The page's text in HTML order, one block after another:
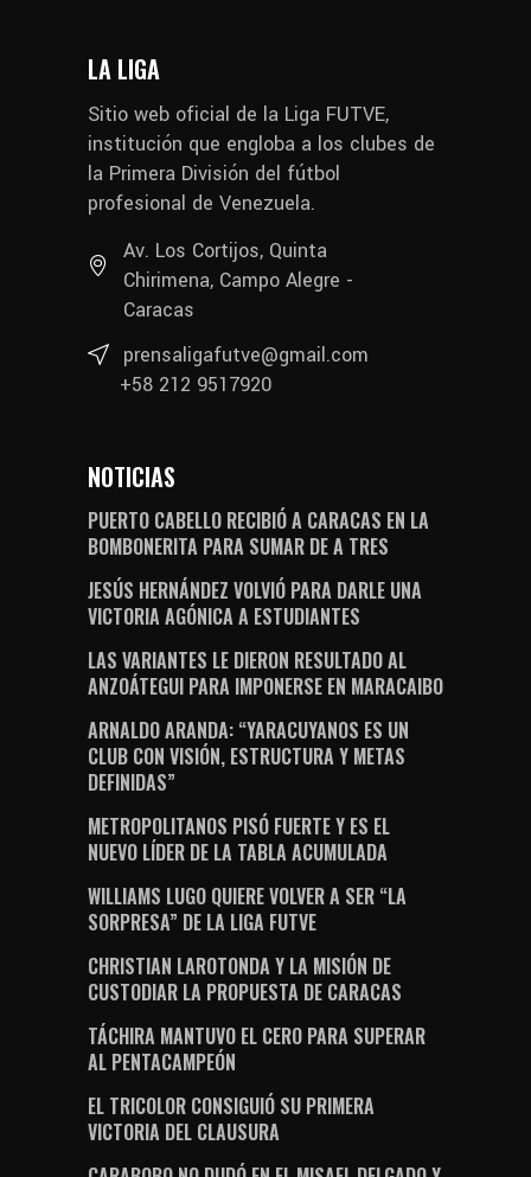
LA LIGA
Sitio web oficial de la Liga FUTVE,
institución que engloba a los clubes de
la Primera División del fútbol
profesional de Venezuela.
Av. Los Cortijos, Quinta
Chirimena, Campo Alegre -
Caracas
prensaligafutve@gmail.com
+58 212 9517920
NOTICIAS
PUERTO CABELLO RECIBIÓ A CARACAS EN LA
BOMBONERITA PARA SUMAR DE A TRES
JESÚS HERNÁNDEZ VOLVIÓ PARA DARLE UNA
VICTORIA AGÓNICA A ESTUDIANTES
LAS VARIANTES LE DIERON RESULTADO AL
ANZOÁTEGUI PARA IMPONERSE EN MARACAIBO
ARNALDO ARANDA: “YARACUYANOS ES UN
CLUB CON VISIÓN, ESTRUCTURA Y METAS
DEFINIDAS”
METROPOLITANOS PISÓ FUERTE Y ES EL
NUEVO LÍDER DE LA TABLA ACUMULADA
WILLIAMS LUGO QUIERE VOLVER A SER “LA
SORPRESA” DE LA LIGA FUTVE
CHRISTIAN LAROTONDA Y LA MISIÓN DE
CUSTODIAR LA PROPUESTA DE CARACAS
TÁCHIRA MANTUVO EL CERO PARA SUPERAR
AL PENTACAMPEÓN
EL TRICOLOR CONSIGUIÓ SU PRIMERA
VICTORIA DEL CLAUSURA